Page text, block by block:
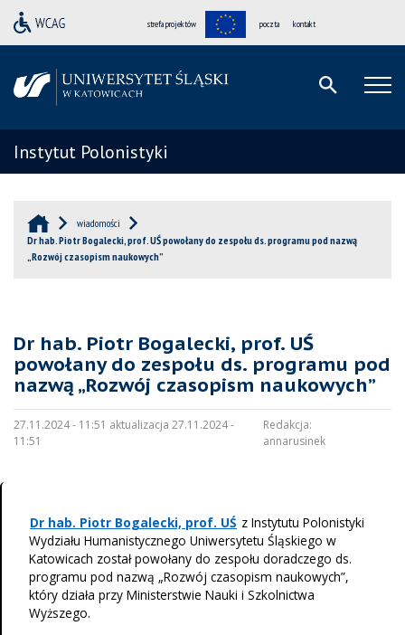
strefa projektów poczta kontakt
Instytut Polonistyki
wiadomości
Dr hab. Piotr Bogalecki, prof. UŚ powołany do zespołu ds. programu pod nazwą
„Rozwój czasopism naukowych”
Dr hab. Piotr Bogalecki, prof. UŚ
powołany do zespołu ds. programu pod
nazwą „Rozwój czasopism naukowych”
27.11.2024 - 11:51 aktualizacja 27.11.2024 -
11:51
Redakcja:
annarusinek
Dr hab. Piotr Bogalecki, prof. UŚ z Instytutu Polonistyki
Wydziału Humanistycznego Uniwersytetu Śląskiego w
Katowicach został powołany do zespołu doradczego ds.
programu pod nazwą „Rozwój czasopism naukowych”,
który działa przy Ministerstwie Nauki i Szkolnictwa
Wyższego.